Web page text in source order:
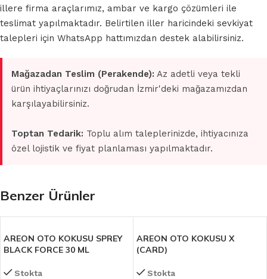
illere firma araçlarımız, ambar ve kargo çözümleri ile
teslimat yapılmaktadır. Belirtilen iller haricindeki sevkiyat
talepleri için WhatsApp hattımızdan destek alabilirsiniz.
Mağazadan Teslim (Perakende): Az adetli veya tekli
ürün ihtiyaçlarınızı doğrudan İzmir'deki mağazamızdan
karşılayabilirsiniz.
Toptan Tedarik: Toplu alım taleplerinizde, ihtiyacınıza
özel lojistik ve fiyat planlaması yapılmaktadır.
Benzer Ürünler
AREON OTO KOKUSU SPREY
BLACK FORCE 30 ML
Stokta
AREON OTO KOKUSU X
(CARD)
Stokta